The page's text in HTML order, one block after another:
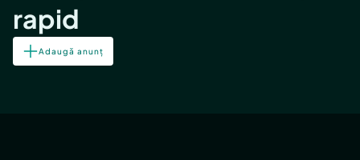
rapid
Adaugă anunț